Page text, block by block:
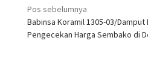
Navigasi
pos
Pos sebelumnya
Babinsa Koramil 1305-03/Damput
Pengecekan Harga Sembako di